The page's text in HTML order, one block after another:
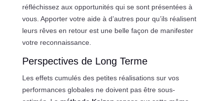
réfléchissez aux opportunités qui se sont présentées à
vous. Apporter votre aide à d’autres pour qu’ils réalisent
leurs rêves en retour est une belle façon de manifester
votre reconnaissance.
Perspectives de Long Terme
Les effets cumulés des petites réalisations sur vos
performances globales ne doivent pas être sous-